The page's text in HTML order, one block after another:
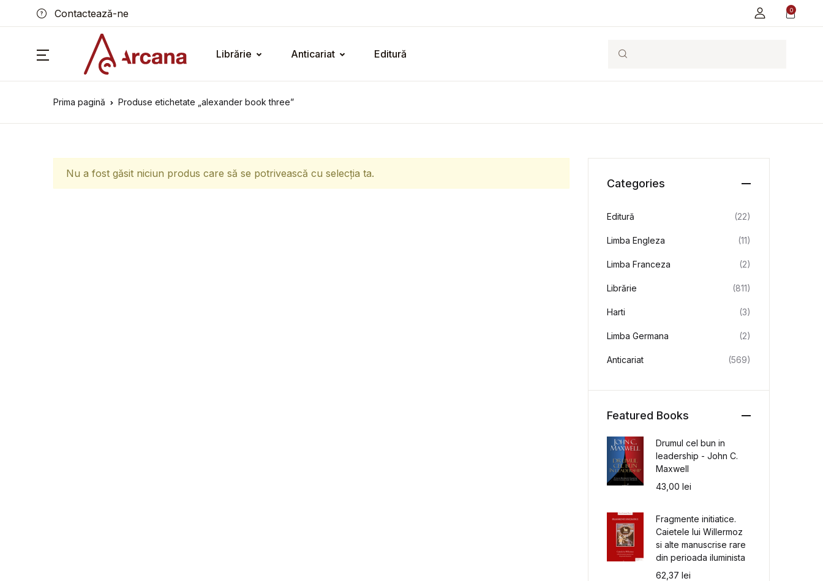
Contactează-ne 0
Librărie Anticariat Editură Search
Prima pagină Produse etichetate „alexander book three”
Nu a fost găsit niciun produs care să se potrivească cu selecția ta.
Categories
Editură (22)
Limba Engleza (11)
Limba Franceza (2)
Librărie (811)
Harti (3)
Limba Germana (2)
Anticariat (569)
Featured Books
Drumul cel bun in
leadership - John C.
Maxwell
43,00lei
Fragmente initiatice.
Caietele lui Willermoz
si alte manuscrise rare
din perioada iluminista
62,37lei